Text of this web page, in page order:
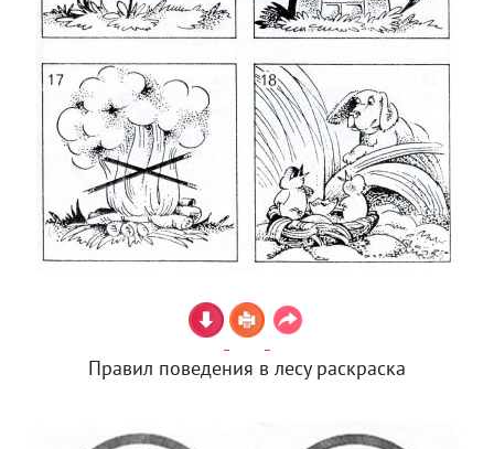
Правил поведения в лесу раскраска